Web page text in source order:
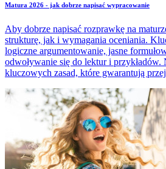
Matura 2026 - jak dobrze napisać wypracowanie
Aby dobrze napisać rozprawkę na
strukturę, jak i wymagania oceniania.
logiczne argumentowanie, jasne
odwoływanie się do lektur i
kluczowych zasad, które gwarantują
powinna zawierać praca, do czego
ma być jej minimalna długość.